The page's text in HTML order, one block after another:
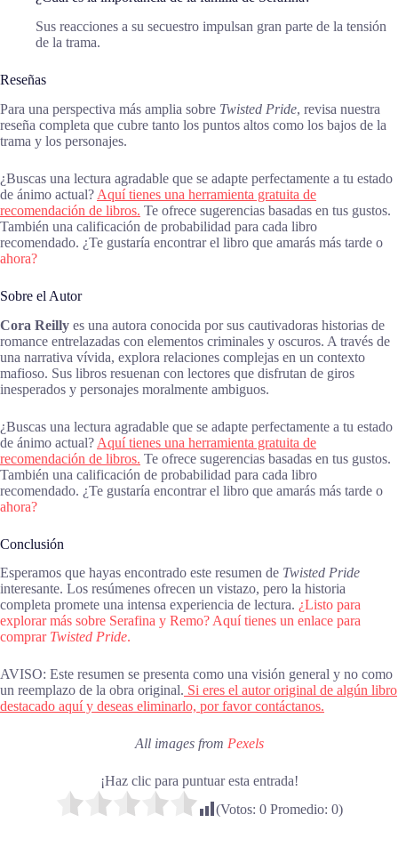
Sus reacciones a su secuestro impulsan gran parte de la tensión
de la trama.
Reseñas
Para una perspectiva más amplia sobre Twisted Pride, revisa nuestra
reseña completa que cubre tanto los puntos altos como los bajos de la
trama y los personajes.
¿Buscas una lectura agradable que se adapte perfectamente a tu estado
de ánimo actual? Aquí tienes una herramienta gratuita de
recomendación de libros. Te ofrece sugerencias basadas en tus gustos.
También una calificación de probabilidad para cada libro
recomendado. ¿Te gustaría encontrar el libro que amarás más tarde o
ahora?
Sobre el Autor
Cora Reilly es una autora conocida por sus cautivadoras historias de
romance entrelazadas con elementos criminales y oscuros. A través de
una narrativa vívida, explora relaciones complejas en un contexto
mafioso. Sus libros resuenan con lectores que disfrutan de giros
inesperados y personajes moralmente ambiguos.
¿Buscas una lectura agradable que se adapte perfectamente a tu estado
de ánimo actual? Aquí tienes una herramienta gratuita de
recomendación de libros. Te ofrece sugerencias basadas en tus gustos.
También una calificación de probabilidad para cada libro
recomendado. ¿Te gustaría encontrar el libro que amarás más tarde o
ahora?
Conclusión
Esperamos que hayas encontrado este resumen de Twisted Pride
interesante. Los resúmenes ofrecen un vistazo, pero la historia
completa promete una intensa experiencia de lectura. ¿Listo para
explorar más sobre Serafina y Remo? Aquí tienes un enlace para
comprar Twisted Pride.
AVISO: Este resumen se presenta como una visión general y no como
un reemplazo de la obra original. Si eres el autor original de algún libro
destacado aquí y deseas eliminarlo, por favor contáctanos.
All images from Pexels
¡Haz clic para puntuar esta entrada!
(Votos: 0Promedio: 0)